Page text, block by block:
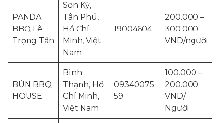
PANDA
BBQ Lê
Trọng Tấn
Sơn Kỳ,
Tân Phú,
Hồ Chí
Minh, Việt
Nam
19004604
200.000 –
300.000
VND/người
BÚN BBQ
HOUSE
Bình
Thạnh, Hồ
Chí Minh,
Việt Nam
09340075
59
100.000 –
200.000
VND/
Người